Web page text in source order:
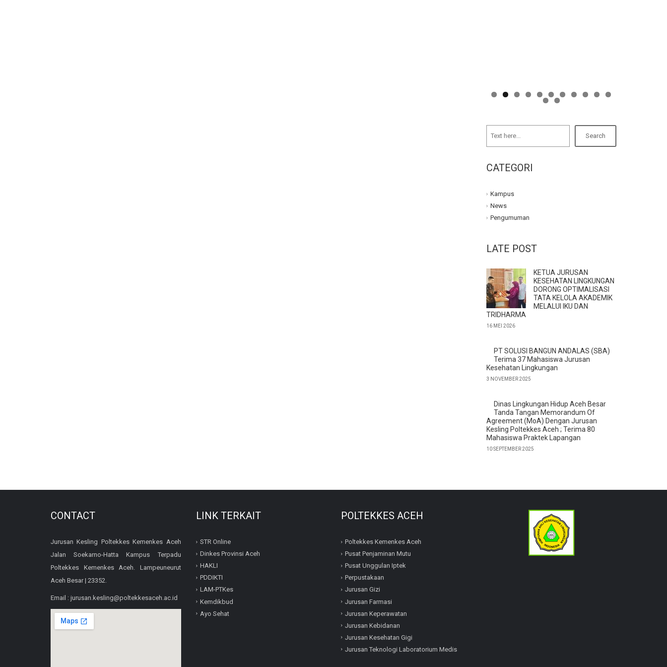
Search
CATEGORI
Kampus
News
Pengumuman
LATE POST
KETUA JURUSAN
KESEHATAN LINGKUNGAN
DORONG OPTIMALISASI
TATA KELOLA AKADEMIK
MELALUI IKU DAN
TRIDHARMA
16 MEI 2026
PT SOLUSI BANGUN ANDALAS (SBA)
Terima 37 Mahasiswa Jurusan
Kesehatan Lingkungan
3 NOVEMBER 2025
Dinas Lingkungan Hidup Aceh Besar
Tanda Tangan Memorandum Of
Agreement (MoA) Dengan Jurusan
Kesling Poltekkes Aceh ; Terima 80
Mahasiswa Praktek Lapangan
10 SEPTEMBER 2025
CONTACT
Jurusan Kesling Poltekkes Kemenkes Aceh
Jalan Soekarno-Hatta Kampus Terpadu
Poltekkes Kemenkes Aceh. Lampeuneurut
Aceh Besar | 23352.
Email : jurusan.kesling@poltekkesaceh.ac.id
LINK TERKAIT
STR Online
Dinkes Provinsi Aceh
HAKLI
PDDIKTI
LAM-PTKes
Kemdikbud
Ayo Sehat
POLTEKKES ACEH
Poltekkes Kemenkes Aceh
Pusat Penjaminan Mutu
Pusat Unggulan Iptek
Perpustakaan
Jurusan Gizi
Jurusan Farmasi
Jurusan Keperawatan
Jurusan Kebidanan
Jurusan Kesehatan Gigi
Jurusan Teknologi Laboratorium Medis